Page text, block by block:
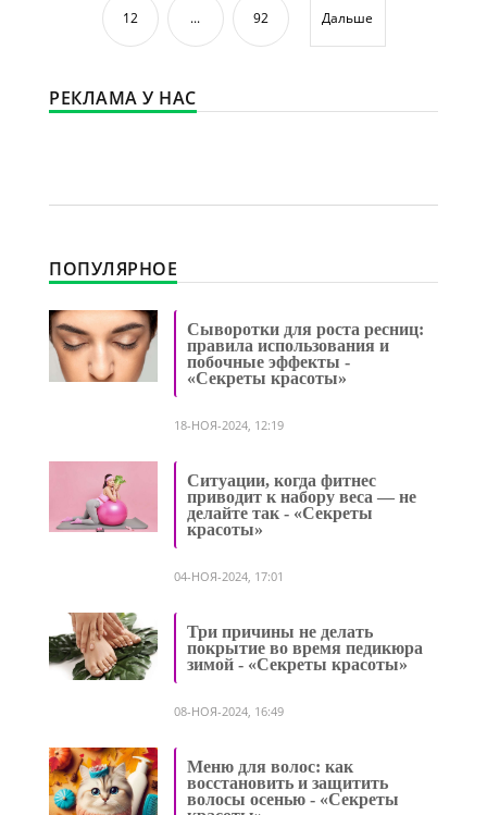
12 ... 92 Дальше
РЕКЛАМА У НАС
ПОПУЛЯРНОЕ
Сыворотки для роста ресниц:
правила использования и
побочные эффекты -
«Секреты красоты»
18-НОЯ-2024, 12:19
Ситуации, когда фитнес
приводит к набору веса — не
делайте так - «Секреты
красоты»
04-НОЯ-2024, 17:01
Три причины не делать
покрытие во время педикюра
зимой - «Секреты красоты»
08-НОЯ-2024, 16:49
Меню для волос: как
восстановить и защитить
волосы осенью - «Секреты